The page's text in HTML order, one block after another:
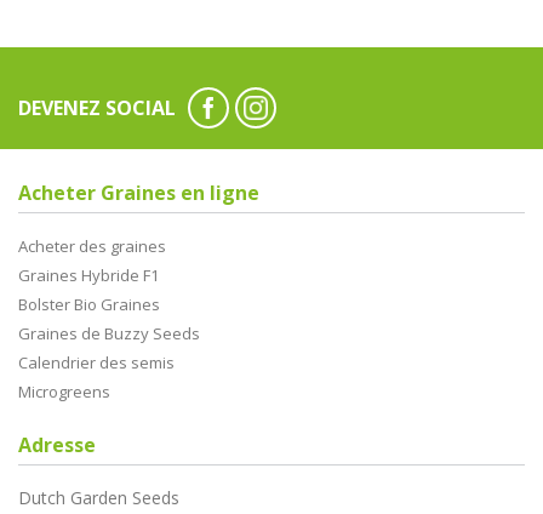
DEVENEZ SOCIAL
Acheter Graines en ligne
Acheter des graines
Graines Hybride F1
Bolster Bio Graines
Graines de Buzzy Seeds
Calendrier des semis
Microgreens
Adresse
Dutch Garden Seeds